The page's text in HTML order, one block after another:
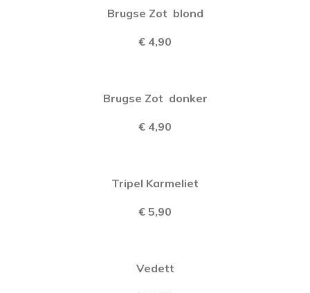
Brugse Zot blond
€ 4,90
Brugse Zot donker
€ 4,90
Tripel Karmeliet
€ 5,90
Vedett